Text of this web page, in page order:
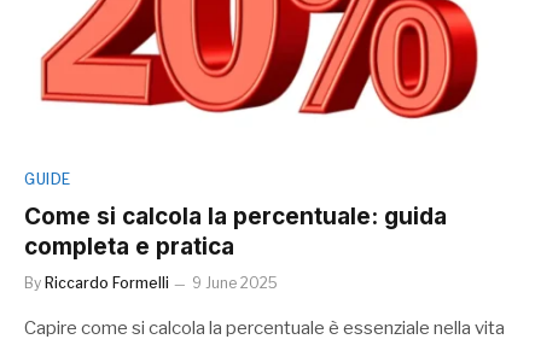
GUIDE
Come si calcola la percentuale: guida
completa e pratica
By Riccardo Formelli 9 June 2025
Capire come si calcola la percentuale è essenziale nella vita